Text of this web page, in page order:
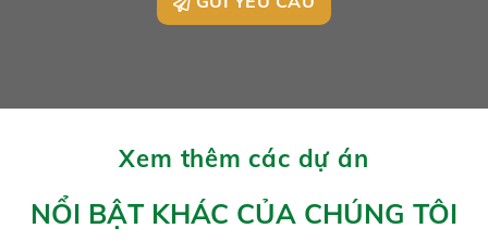
Xem thêm các dự án
NỔI BẬT KHÁC CỦA CHÚNG TÔI